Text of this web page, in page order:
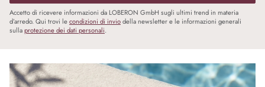
Accetto di ricevere informazioni da LOBERON GmbH sugli ultimi trend in materia
d’arredo. Qui trovi lecondizioni di inviodella newsletter e le informazioni generali
sullaprotezione dei dati personali.